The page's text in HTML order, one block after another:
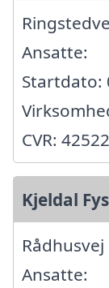
Ansatte:
Startdato:
CVR:
Kjeldal
Rådhusvej
Ansatte: